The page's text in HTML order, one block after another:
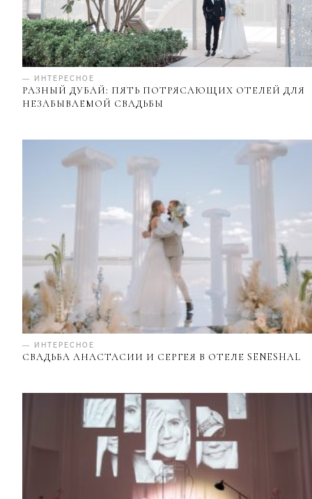
— ИНТЕРЕСНОЕ
РАЗНЫЙ ДУБАЙ: ПЯТЬ ПОТРЯСАЮЩИХ ОТЕЛЕЙ ДЛЯ
НЕЗАБЫВАЕМОЙ СВАДЬБЫ
— ИНТЕРЕСНОЕ
СВАДЬБА АНАСТАСИИ И СЕРГЕЯ В ОТЕЛЕ SENESHAL